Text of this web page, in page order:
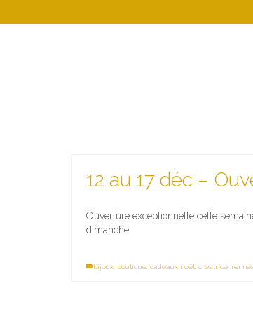
12 au 17 déc –
Ouverture exceptionnelle cette
dimanche
bijoux boutique cadeaux noël créatrice rennes